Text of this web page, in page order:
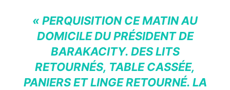
«PERQUISITION CE MATIN AU
DOMICILE DU PRÉSIDENT DE
BARAKACITY. DES LITS
RETOURNÉS, TABLE CASSÉE,
PANIERS ET LINGE RETOURNÉ. LA